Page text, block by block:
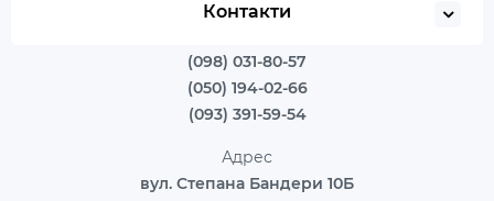
Контакти
(098) 031-80-57
(050) 194-02-66
(093) 391-59-54
Адрес
вул. Степана Бандери 10Б